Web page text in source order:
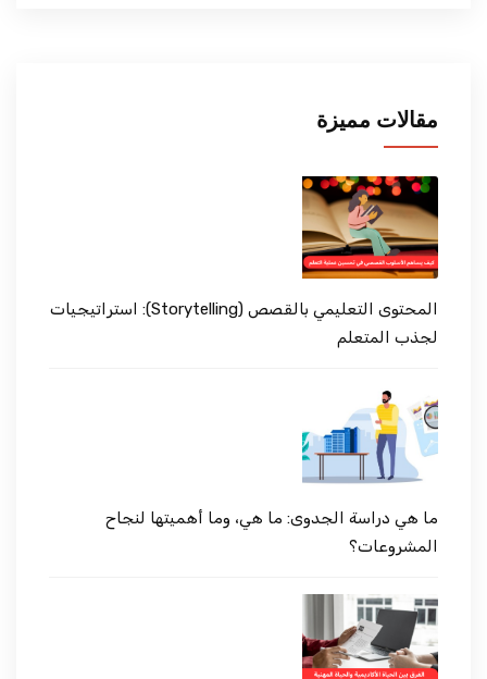
مقالات مميزة
المحتوى التعليمي بالقصص (Storytelling): استراتيجيات
لجذب المتعلم
ما هي دراسة الجدوى: ما هي، وما أهميتها لنجاح
المشروعات؟